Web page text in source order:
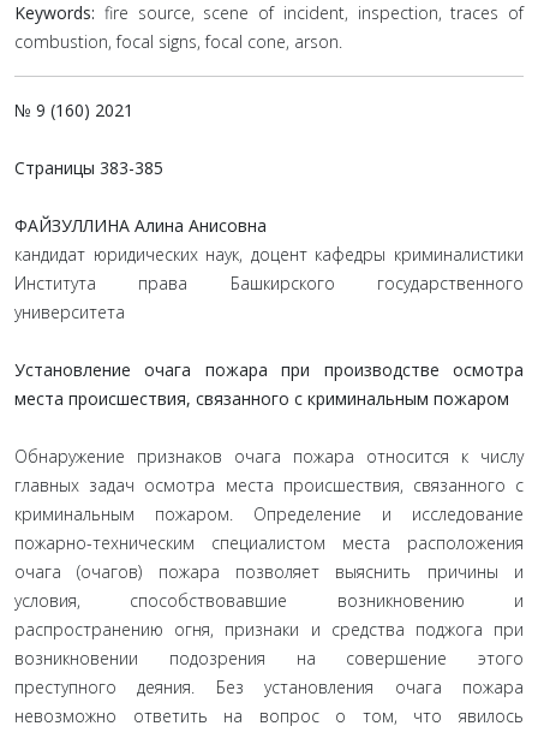
Keywords: fire source, scene of incident, inspection, traces of
combustion, focal signs, focal cone, arson.
№ 9 (160) 2021
Страницы 383-385
ФАЙЗУЛЛИНА Алина Анисовна
кандидат юридических наук, доцент кафедры криминалистики
Института права Башкирского государственного
университета
Установление очага пожара при производстве осмотра
места происшествия, связанного с криминальным пожаром
Обнаружение признаков очага пожара относится к числу
главных задач осмотра места происшествия, связанного с
криминальным пожаром. Определение и исследование
пожарно-техническим специалистом места расположения
очага (очагов) пожара позволяет выяснить причины и
условия, способствовавшие возникновению и
распространению огня, признаки и средства поджога при
возникновении подозрения на совершение этого
преступного деяния. Без установления очага пожара
невозможно ответить на вопрос о том, что явилось